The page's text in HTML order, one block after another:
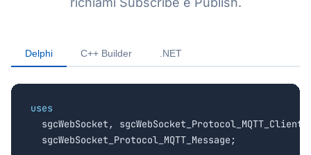
Delphi C++ Builder .NET
uses
sgcWebSocket, sgcWebSocket_Protocol_MQTT_Client,
  sgcWebSocket_Protocol_MQTT_Message;